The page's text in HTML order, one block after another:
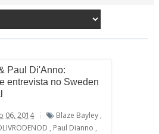
Paul Di'Anno:
entrevista no Sweden
06, 2014 Blaze Bayley ,
, Paul Dianno ,